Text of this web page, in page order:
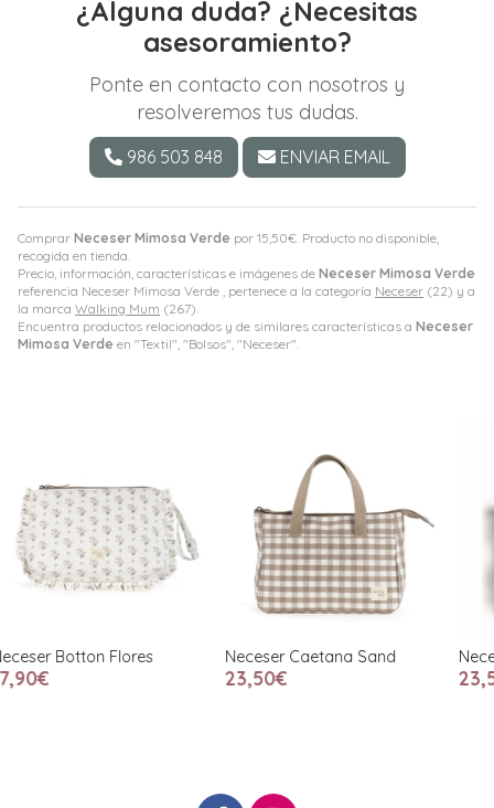
Comprar Neceser Mimosa Verde por 15,50€ . Producto no disponible,
recogida en tienda.
Precio, información, características e imágenes de Neceser Mimosa Verde
referencia Neceser Mimosa Verde , pertenece a la categoría Neceser (22) y a
la marca Walking Mum (267).
Encuentra productos relacionados y de similares características a Neceser
Mimosa Verde en "Textil", "Bolsos", "Neceser".
¿Alguna duda? ¿Necesitas
asesoramiento?
Ponte en contacto con nosotros y
resolveremos tus dudas.
986 503 848 ENVIAR EMAIL
Neceser Caetana Sand
23,50€
Neceser Caetana Stone
23,50€